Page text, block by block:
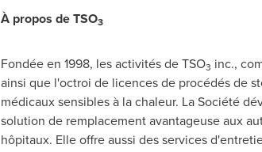
À propos de TSO3
Fondée en 1998, les activités de TSO3 inc.,
ainsi que l'octroi de licences de procédés de
médicaux sensibles à la chaleur. La Société
solution de remplacement avantageuse aux
hôpitaux. Elle offre aussi des services